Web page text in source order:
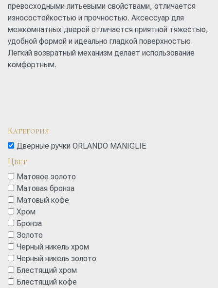
превосходными литьевыми свойствами, отличается
износостойкостью и прочностью. Аксессуар для
межкомнатных дверей отличается приятной тяжестью,
удобной формой и идеально гладкой поверхностью.
Легкий возвратный механизм делает использование
комфортным.
Категория
Дверные ручки ORLANDO MANIGLIE
Цвет
Матовое золото
Матовая бронза
Матовый кофе
Хром
Бронза
Золото
Черный никель хром
Черный никель золото
Блестящий хром
Блестящий кофе